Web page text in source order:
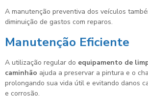
A manutenção preventiva dos veículos
diminuição de gastos com reparos.
Manutenção Eficiente
A utilização regular do equipamento de
caminhão ajuda a preservar a pintura e o
prolongando sua vida útil e evitando danos
e corrosão.